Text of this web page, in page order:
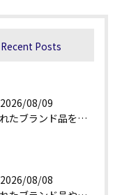
Recent Posts
2026/08/09
壊れたブランド品を高額査定に変える秘訣
2026/08/08